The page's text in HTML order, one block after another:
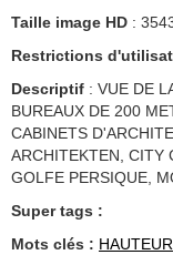
Taille image HD :
Restrictions
Descriptif : VUE DE
BUREAUX DE 200
CABINETS
ARCHITEKTEN, CITY
GOLFE PERSIQUE,
Super tags :
Mots clés : HAUTEUR